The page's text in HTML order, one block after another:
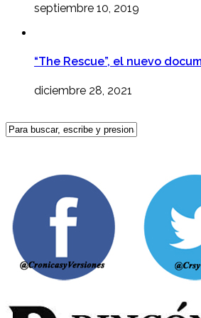
septiembre 10, 2019
“The Rescue”, el nuevo
diciembre 28, 2021